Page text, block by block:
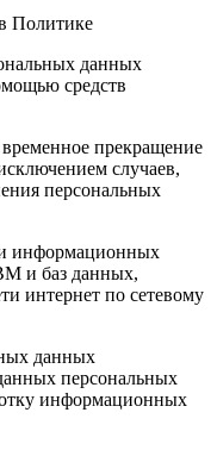
Политике
данных
средств
прекращение
случаев,
персональных
и информационных
и баз данных,
интернет по сетевому
данных
персональных
информационных